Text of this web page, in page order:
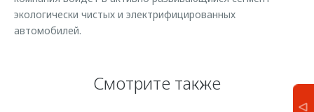
экологически чистых и электрифицированных
автомобилей.
Смотрите также